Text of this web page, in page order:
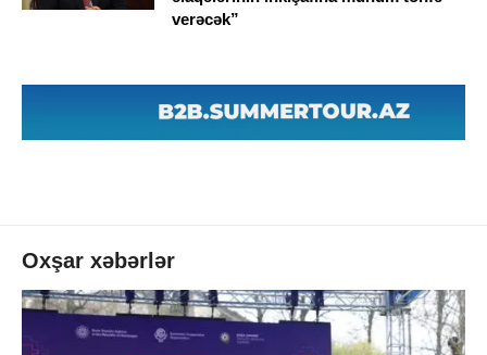
verəcək”
Oxşar xəbərlər